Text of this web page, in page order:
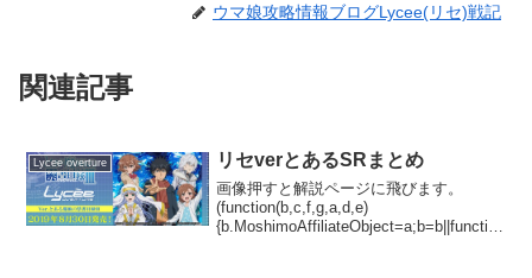
ウマ娘攻略情報ブログLycee(リセ)戦記
関連記事
Lycee overture リセverとあるSRまとめ
画像押すと解説ページに飛びます。
(function(b,c,f,g,a,d,e)
{b.MoshimoAffiliateObject=a;b=b||function